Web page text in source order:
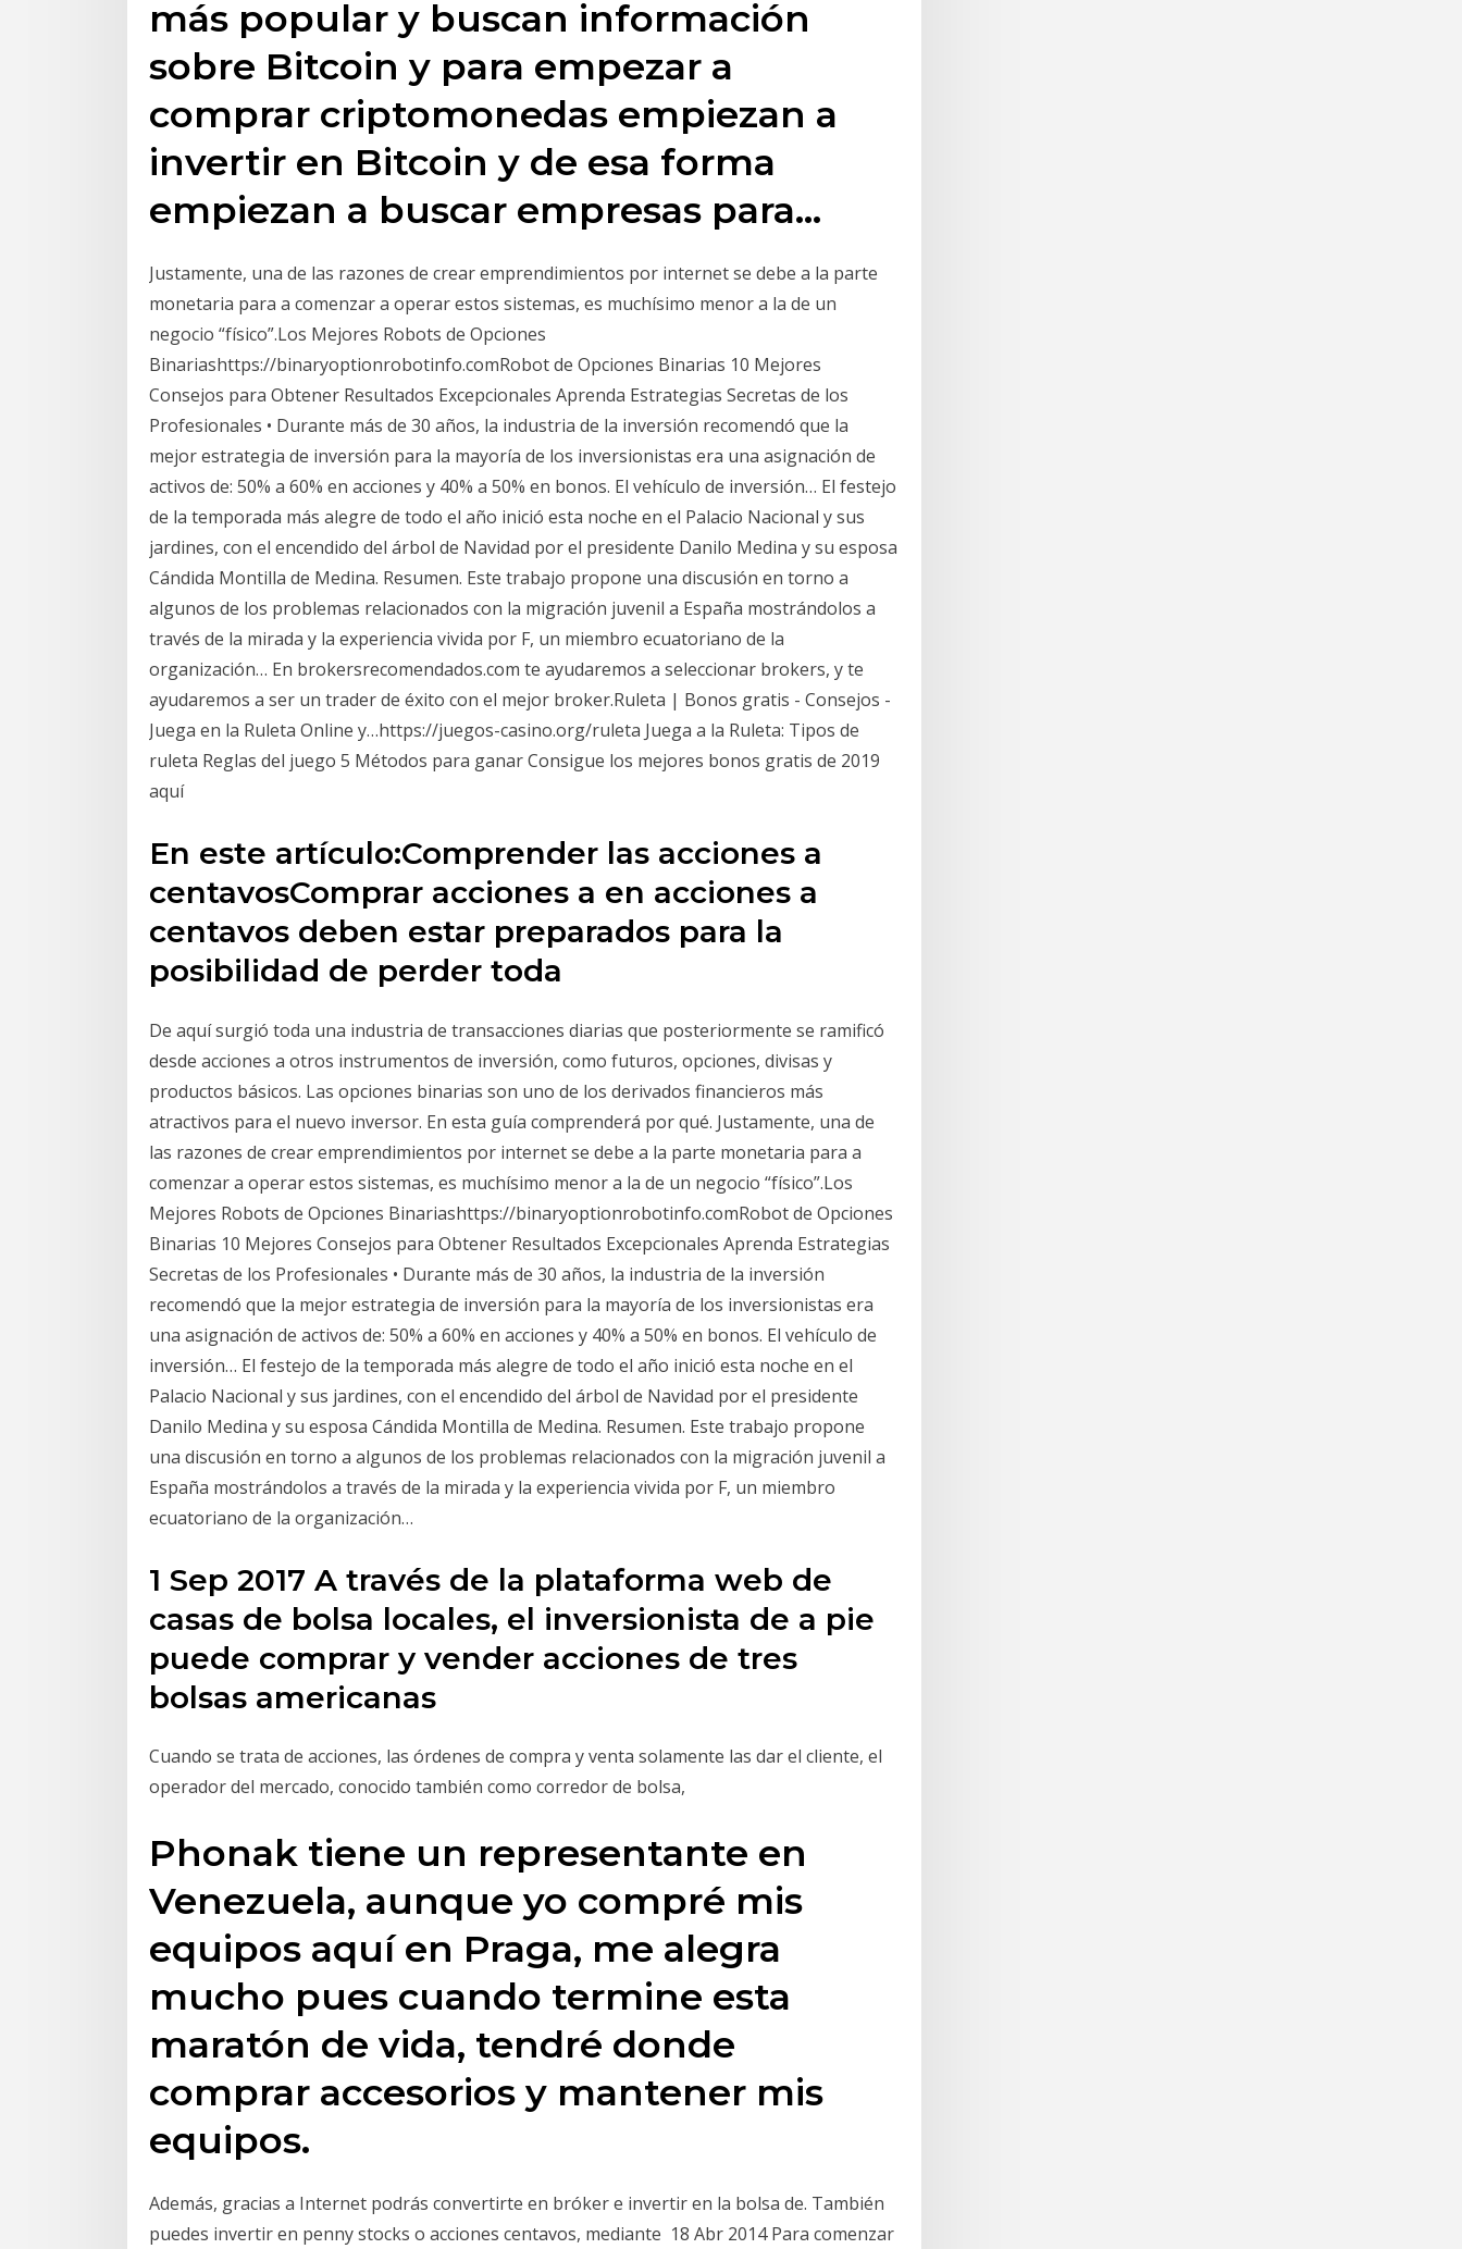
más popular y buscan información
sobre Bitcoin y para empezar a
comprar criptomonedas empiezan a
invertir en Bitcoin y de esa forma
empiezan a buscar empresas para…
Justamente, una de las razones de crear emprendimientos por internet se debe a la parte
monetaria para a comenzar a operar estos sistemas, es muchísimo menor a la de un
negocio “físico”.Los Mejores Robots de Opciones
Binariashttps://binaryoptionrobotinfo.comRobot de Opciones Binarias 10 Mejores
Consejos para Obtener Resultados Excepcionales Aprenda Estrategias Secretas de los
Profesionales • Durante más de 30 años, la industria de la inversión recomendó que la
mejor estrategia de inversión para la mayoría de los inversionistas era una asignación de
activos de: 50% a 60% en acciones y 40% a 50% en bonos. El vehículo de inversión… El festejo
de la temporada más alegre de todo el año inició esta noche en el Palacio Nacional y sus
jardines, con el encendido del árbol de Navidad por el presidente Danilo Medina y su esposa
Cándida Montilla de Medina. Resumen. Este trabajo propone una discusión en torno a
algunos de los problemas relacionados con la migración juvenil a España mostrándolos a
través de la mirada y la experiencia vivida por F, un miembro ecuatoriano de la
organización… En brokersrecomendados.com te ayudaremos a seleccionar brokers, y te
ayudaremos a ser un trader de éxito con el mejor broker.Ruleta | Bonos gratis - Consejos -
Juega en la Ruleta Online y…https://juegos-casino.org/ruleta Juega a la Ruleta: Tipos de
ruleta Reglas del juego 5 Métodos para ganar Consigue los mejores bonos gratis de 2019
aquí
En este artículo:Comprender las acciones a
centavosComprar acciones a en acciones a
centavos deben estar preparados para la
posibilidad de perder toda
De aquí surgió toda una industria de transacciones diarias que posteriormente se ramificó
desde acciones a otros instrumentos de inversión, como futuros, opciones, divisas y
productos básicos. Las opciones binarias son uno de los derivados financieros más
atractivos para el nuevo inversor. En esta guía comprenderá por qué. Justamente, una de
las razones de crear emprendimientos por internet se debe a la parte monetaria para a
comenzar a operar estos sistemas, es muchísimo menor a la de un negocio “físico”.Los
Mejores Robots de Opciones Binariashttps://binaryoptionrobotinfo.comRobot de Opciones
Binarias 10 Mejores Consejos para Obtener Resultados Excepcionales Aprenda Estrategias
Secretas de los Profesionales • Durante más de 30 años, la industria de la inversión
recomendó que la mejor estrategia de inversión para la mayoría de los inversionistas era
una asignación de activos de: 50% a 60% en acciones y 40% a 50% en bonos. El vehículo de
inversión… El festejo de la temporada más alegre de todo el año inició esta noche en el
Palacio Nacional y sus jardines, con el encendido del árbol de Navidad por el presidente
Danilo Medina y su esposa Cándida Montilla de Medina. Resumen. Este trabajo propone
una discusión en torno a algunos de los problemas relacionados con la migración juvenil a
España mostrándolos a través de la mirada y la experiencia vivida por F, un miembro
ecuatoriano de la organización…
1 Sep 2017 A través de la plataforma web de
casas de bolsa locales, el inversionista de a pie
puede comprar y vender acciones de tres
bolsas americanas
Cuando se trata de acciones, las órdenes de compra y venta solamente las dar el cliente, el
operador del mercado, conocido también como corredor de bolsa,
Phonak tiene un representante en
Venezuela, aunque yo compré mis
equipos aquí en Praga, me alegra
mucho pues cuando termine esta
maratón de vida, tendré donde
comprar accesorios y mantener mis
equipos.
Además, gracias a Internet podrás convertirte en bróker e invertir en la bolsa de. También
puedes invertir en penny stocks o acciones centavos, mediante 18 Abr 2014 Para comenzar